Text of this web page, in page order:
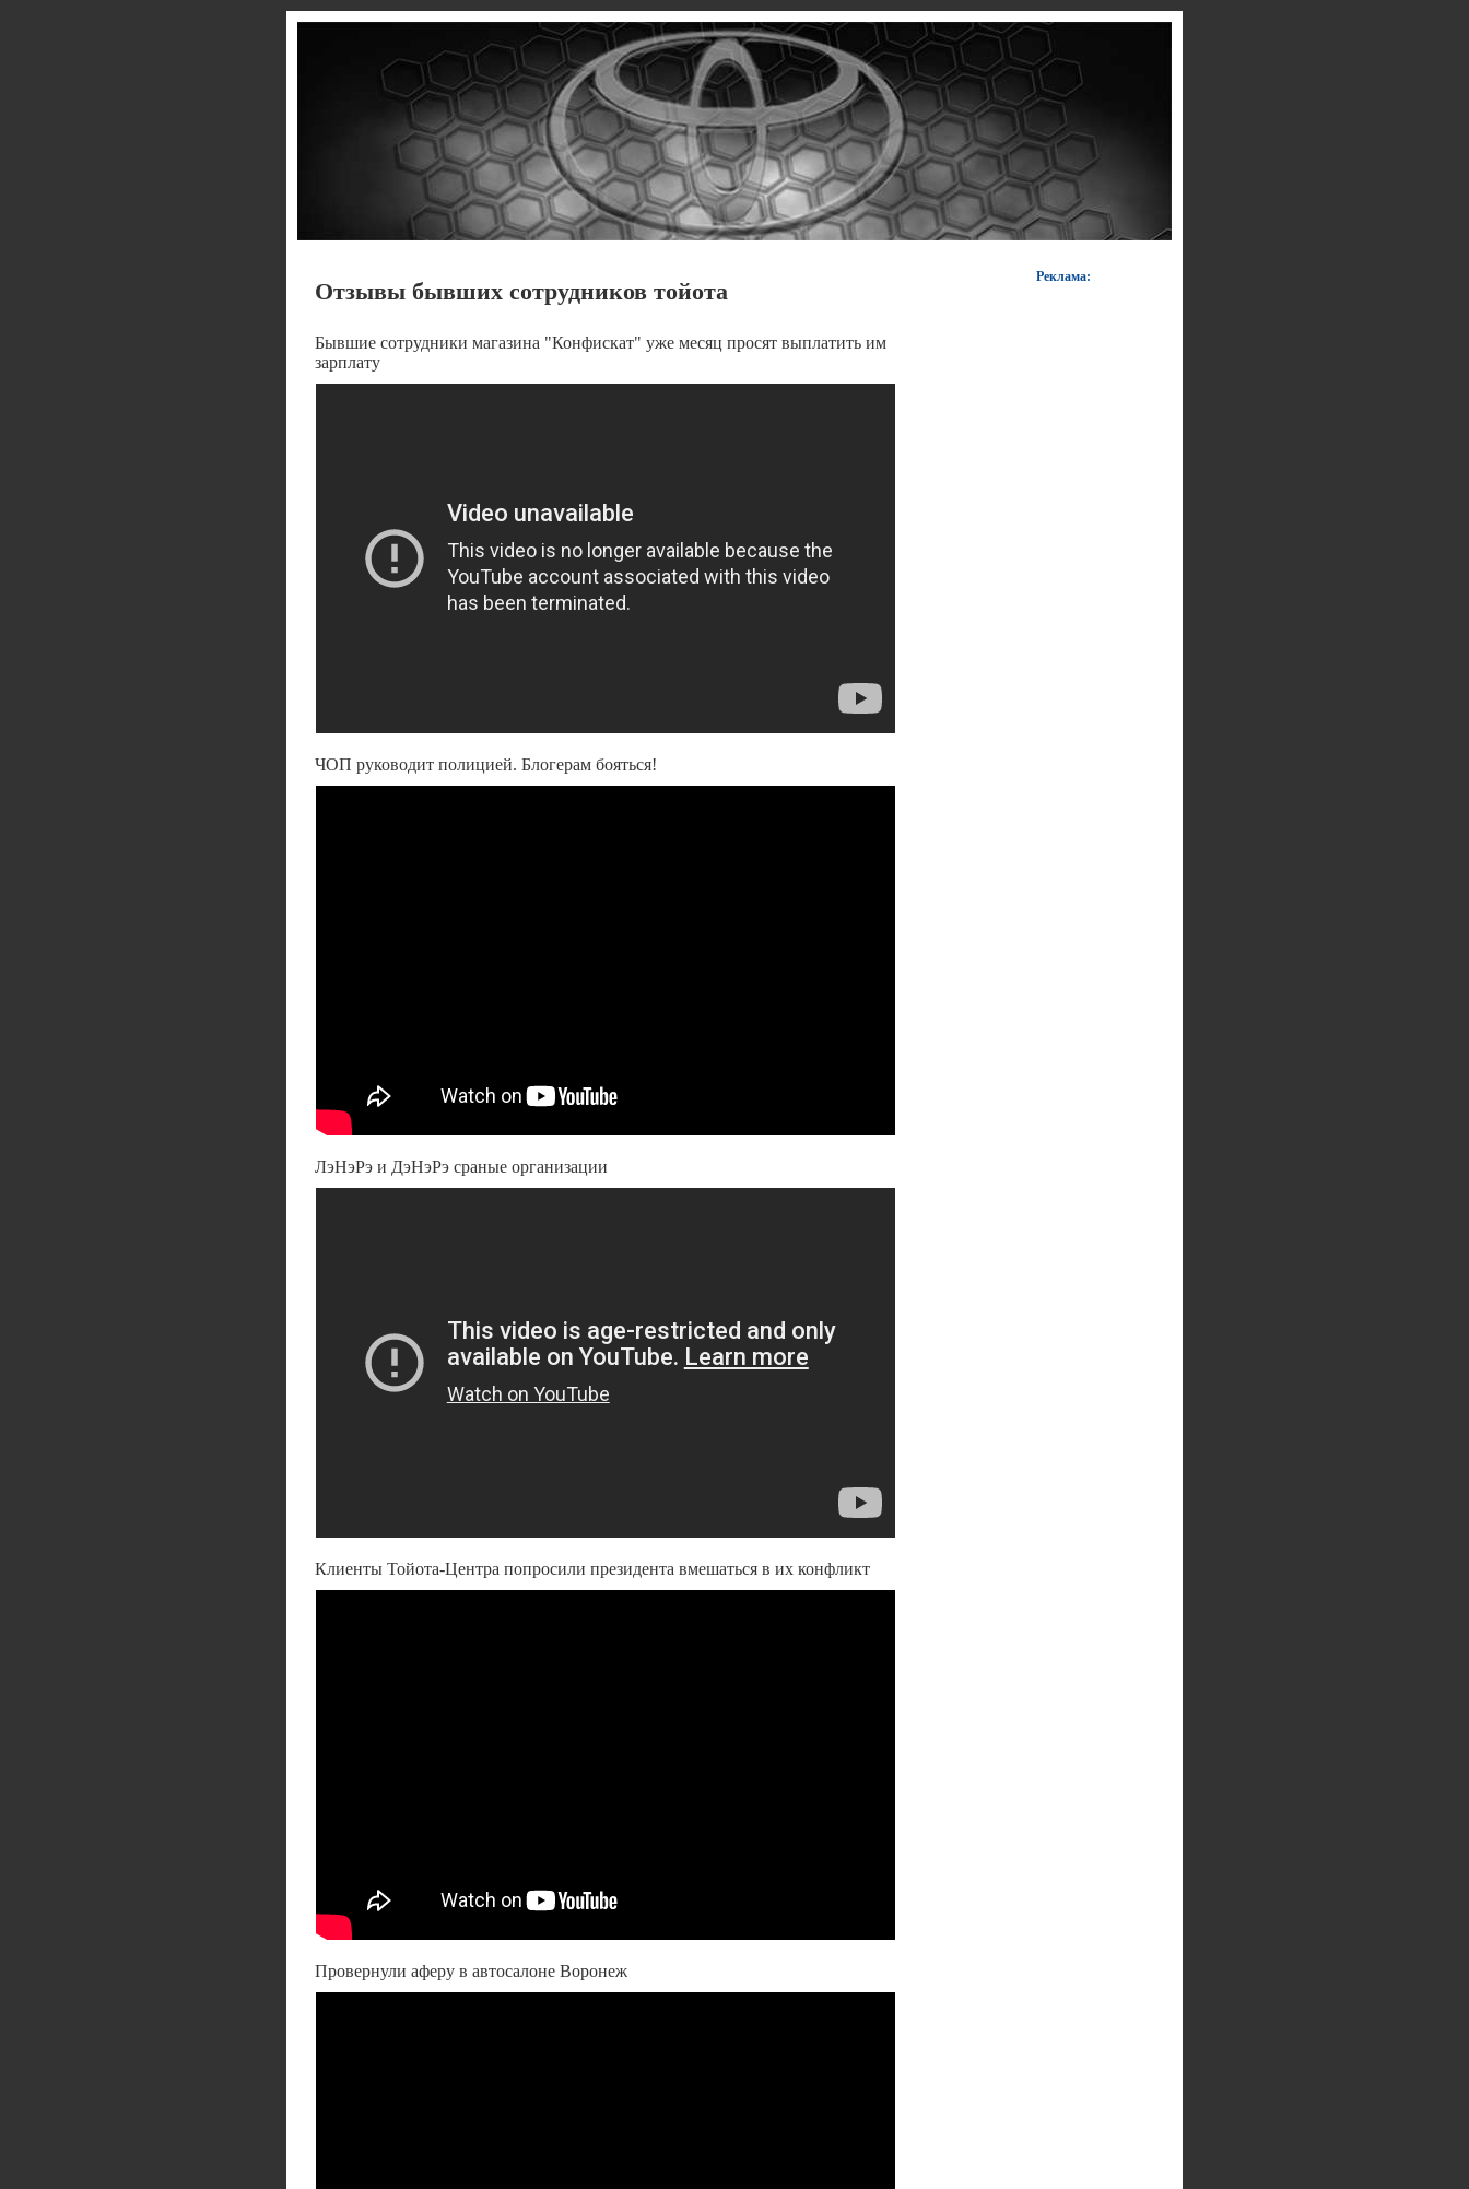
Отзывы бывших сотрудников тойота
Бывшие сотрудники магазина "Конфискат" уже месяц просят выплатить им
зарплату
ЧОП руководит полицией. Блогерам бояться!
ЛэНэРэ и ДэНэРэ сраные организации
Клиенты Тойота-Центра попросили президента вмешаться в их конфликт
Провернули аферу в автосалоне Воронеж
Реклама: